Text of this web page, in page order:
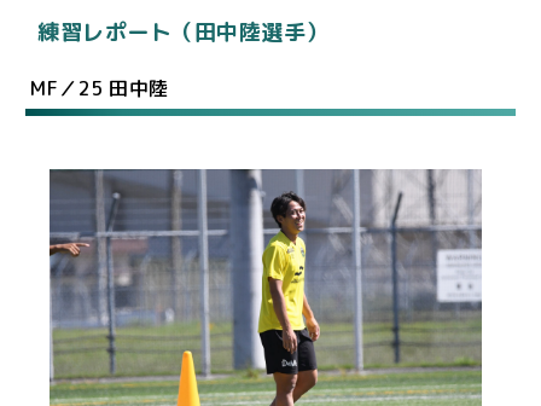
練習レポート（田中陸選手）
MF／25 田中陸